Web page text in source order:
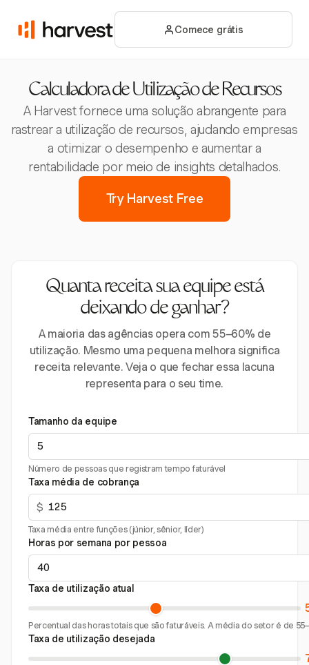
Comece grátis
Calculadora de Utilização de Recursos
A Harvest fornece uma solução abrangente para
rastrear a utilização de recursos, ajudando empresas
a otimizar o desempenho e aumentar a
rentabilidade por meio de insights detalhados.
Try Harvest Free
Quanta receita sua equipe está
deixando de ganhar?
A maioria das agências opera com 55–60% de
utilização. Mesmo uma pequena melhora significa
receita relevante. Veja o que fechar essa lacuna
representa para o seu time.
Tamanho da equipe
Número de pessoas que registram tempo faturável
Taxa média de cobrança
$
Taxa média entre funções (júnior, sênior, líder)
Horas por semana por pessoa
Taxa de utilização atual
Percentual das horas totais que são faturáveis. A média do setor é de
Taxa de utilização desejada